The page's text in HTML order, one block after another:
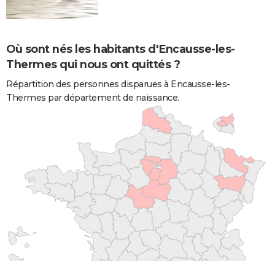
Où sont nés les habitants d'Encausse-les-
Thermes qui nous ont quittés ?
Répartition des personnes disparues à Encausse-les-
Thermes par département de naissance.